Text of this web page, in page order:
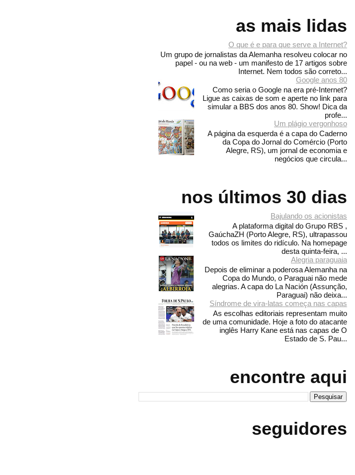
as mais lidas
O que é e para que serve a Internet?
Um grupo de jornalistas da Alemanha resolveu colocar no
papel - ou na web - um manifesto de 17 artigos sobre
Internet. Nem todos são correto...
Google anos 80
Como seria o Google na era pré-Internet?
Ligue as caixas de som e aperte no link para
simular a BBS dos anos 80. Show! Dica da
profe...
Um plágio vergonhoso
A página da esquerda é a capa do Caderno
da Copa do Jornal do Comércio (Porto
Alegre, RS), um jornal de economia e
negócios que circula...
nos últimos 30 dias
Bajulando os acionistas
A plataforma digital do Grupo RBS ,
GaúchaZH (Porto Alegre, RS), ultrapassou
todos os limites do ridículo. Na homepage
desta quinta-feira, ...
Alegria paraguaia
Depois de eliminar a poderosa Alemanha na
Copa do Mundo, o Paraguai não mede
alegrias. A capa do La Nación (Assunção,
Paraguai) não deixa...
Síndrome de vira-latas começa nas capas
As escolhas editoriais representam muito
de uma comunidade. Hoje a foto do atacante
inglês Harry Kane está nas capas de O
Estado de S. Pau...
encontre aqui
seguidores